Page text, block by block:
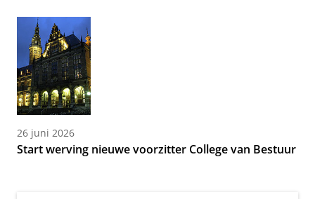
26 juni 2026
Start werving nieuwe voorzitter College van Bestuur